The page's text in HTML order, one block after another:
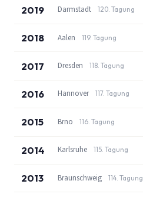
2019 Darmstadt 120. Tagung
2018 Aalen 119. Tagung
2017 Dresden 118. Tagung
2016 Hannover 117. Tagung
2015 Brno 116. Tagung
2014 Karlsruhe 115. Tagung
2013 Braunschweig 114. Tagung